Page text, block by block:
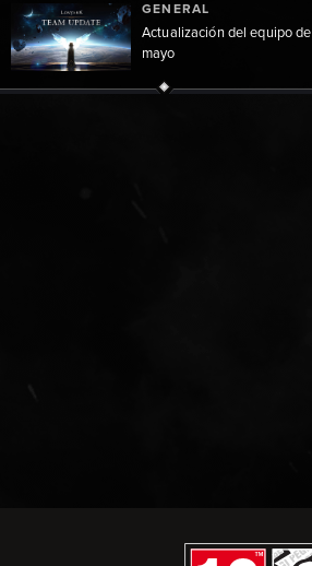
GENERAL
Actualización del equipo de
mayo